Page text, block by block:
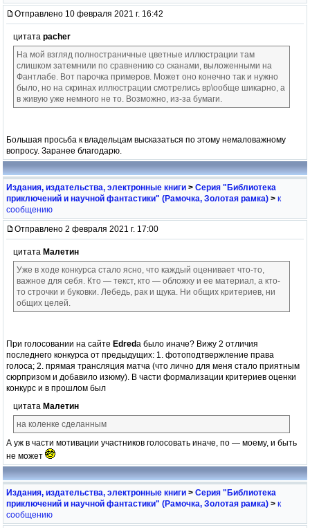
Отправлено 10 февраля 2021 г. 16:42
цитата pacher
На мой взгляд полностраничные цветные иллюстрации там
слишком затемнили по сравнению со сканами, выложенными на
Фантлабе. Вот парочка примеров. Может оно конечно так и нужно
было, но на скринах иллюстрации смотрелись вр\ообще шикарно, а
в живую уже немного не то. Возможно, из-за бумаги.
Большая просьба к владельцам высказаться по этому немаловажному
вопросу. Заранее благодарю.
Издания, издательства, электронные книги > Серия "Библиотека
приключений и научной фантастики" (Рамочка, Золотая рамка) > к
сообщению
Отправлено 2 февраля 2021 г. 17:00
цитата Малетин
Уже в ходе конкурса стало ясно, что каждый оценивает что-то,
важное для себя. Кто — текст, кто — обложку и ее материал, а кто-
то строчки и буковки. Лебедь, рак и щука. Ни общих критериев, ни
общих целей.
При голосовании на сайте Edreda было иначе? Вижу 2 отличия
последнего конкурса от предыдущих: 1. фотоподтвержление права
голоса; 2. прямая трансляция матча (что лично для меня стало приятным
сюрпризом и добавило изюму). В части формализации критериев оценки
конкурс и в прошлом был
цитата Малетин
на коленке сделанным
А уж в части мотивации участников голосовать иначе, по — моему, и быть
не может
Издания, издательства, электронные книги > Серия "Библиотека
приключений и научной фантастики" (Рамочка, Золотая рамка) > к
сообщению